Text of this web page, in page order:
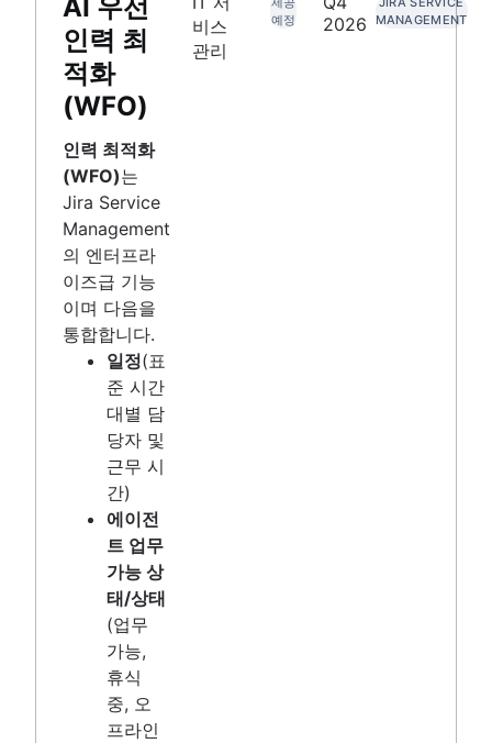
AI 우선
인력 최
적화
(WFO)
인력 최적화
(WFO)는
Jira Service
Management
의 엔터프라
이즈급 기능
이며 다음을
통합합니다.
일정(표
준 시간
대별 담
당자 및
근무 시
간)
에이전
트 업무
가능 상
태/상태
(업무
가능,
휴식
중, 오
프라인
비스
관리
예정
2026
MANAGEMENT